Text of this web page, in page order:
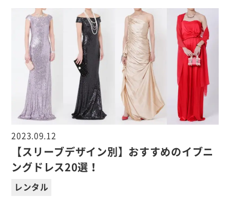
2023.09.12
【スリーブデザイン別】おすすめのイブニ
ングドレス20選！
レンタル